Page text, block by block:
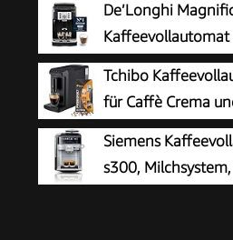
De’Longhi
Kaffeevollautomat
Cappuccino
Tasten, Schwarz
Tchibo
für Caffè Crema
16cm breit, klein
geeignet für jede Küche,
Studentenapartment,
Siemens
s300,